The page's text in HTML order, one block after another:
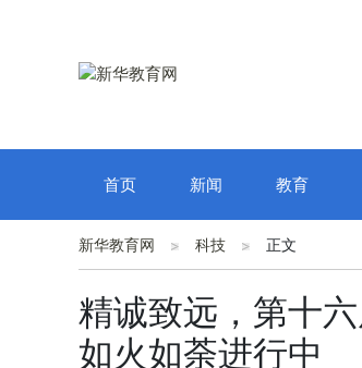
首页 新闻 教育
新华教育网 科技 正文
精诚致远，第十
如火如荼进行中